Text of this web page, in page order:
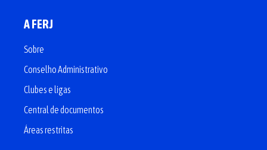
A FERJ
Sobre
Conselho Administrativo
Clubes e ligas
Central de documentos
Áreas restritas